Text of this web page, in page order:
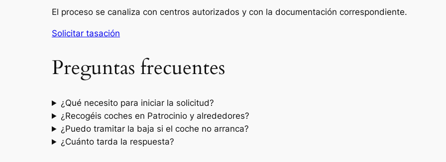
El proceso se canaliza con centros autorizados y con la documentación correspondiente.
Solicitar tasación
Preguntas frecuentes
¿Qué necesito para iniciar la solicitud?
¿Recogéis coches en Patrocinio y alrededores?
¿Puedo tramitar la baja si el coche no arranca?
¿Cuánto tarda la respuesta?